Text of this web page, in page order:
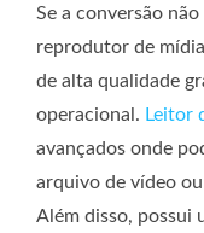
Se a conversão
reprodutor de
de alta qualidade
operacional. Leitor
avançados onde
arquivo de vídeo
Além disso, possui